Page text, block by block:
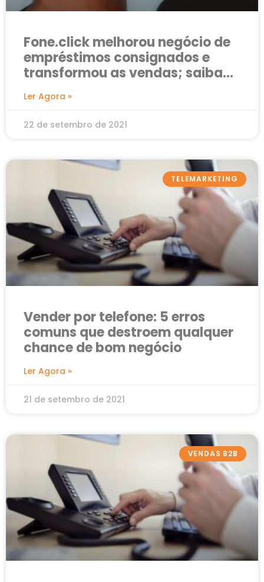
Fone.click melhorou negócio de
empréstimos consignados e
transformou as vendas; saiba
Ler Agora »
22 de setembro de 2021
TELEMARKETING
Vender por telefone: 5 erros
comuns que destroem qualquer
chance de bom negócio
Ler Agora »
21 de setembro de 2021
VENDAS B2B